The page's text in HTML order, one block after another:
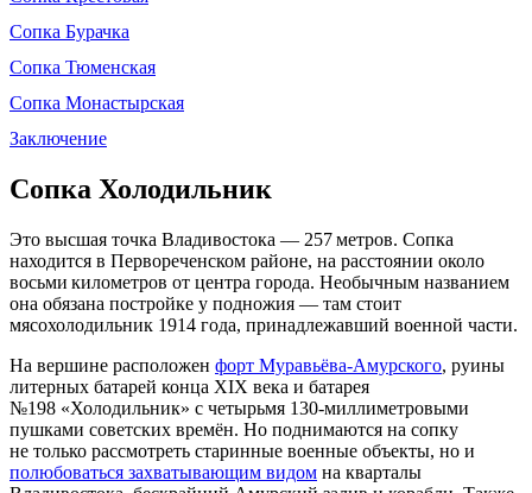
Сопка Бурачка
Сопка Тюменская
Сопка Монастырская
Заключение
Сопка Холодильник
Это высшая точка Владивостока — 257 метров. Сопка
находится в Первореченском районе, на расстоянии около
восьми километров от центра города. Необычным названием
она обязана постройке у подножия — там стоит
мясохолодильник 1914 года, принадлежавший военной части.
На вершине расположен форт Муравьёва-Амурского, руины
литерных батарей конца XIX века и батарея
№198 «Холодильник» с четырьмя 130-миллиметровыми
пушками советских времён. Но поднимаются на сопку
не только рассмотреть старинные военные объекты, но и
полюбоваться захватывающим видом на кварталы